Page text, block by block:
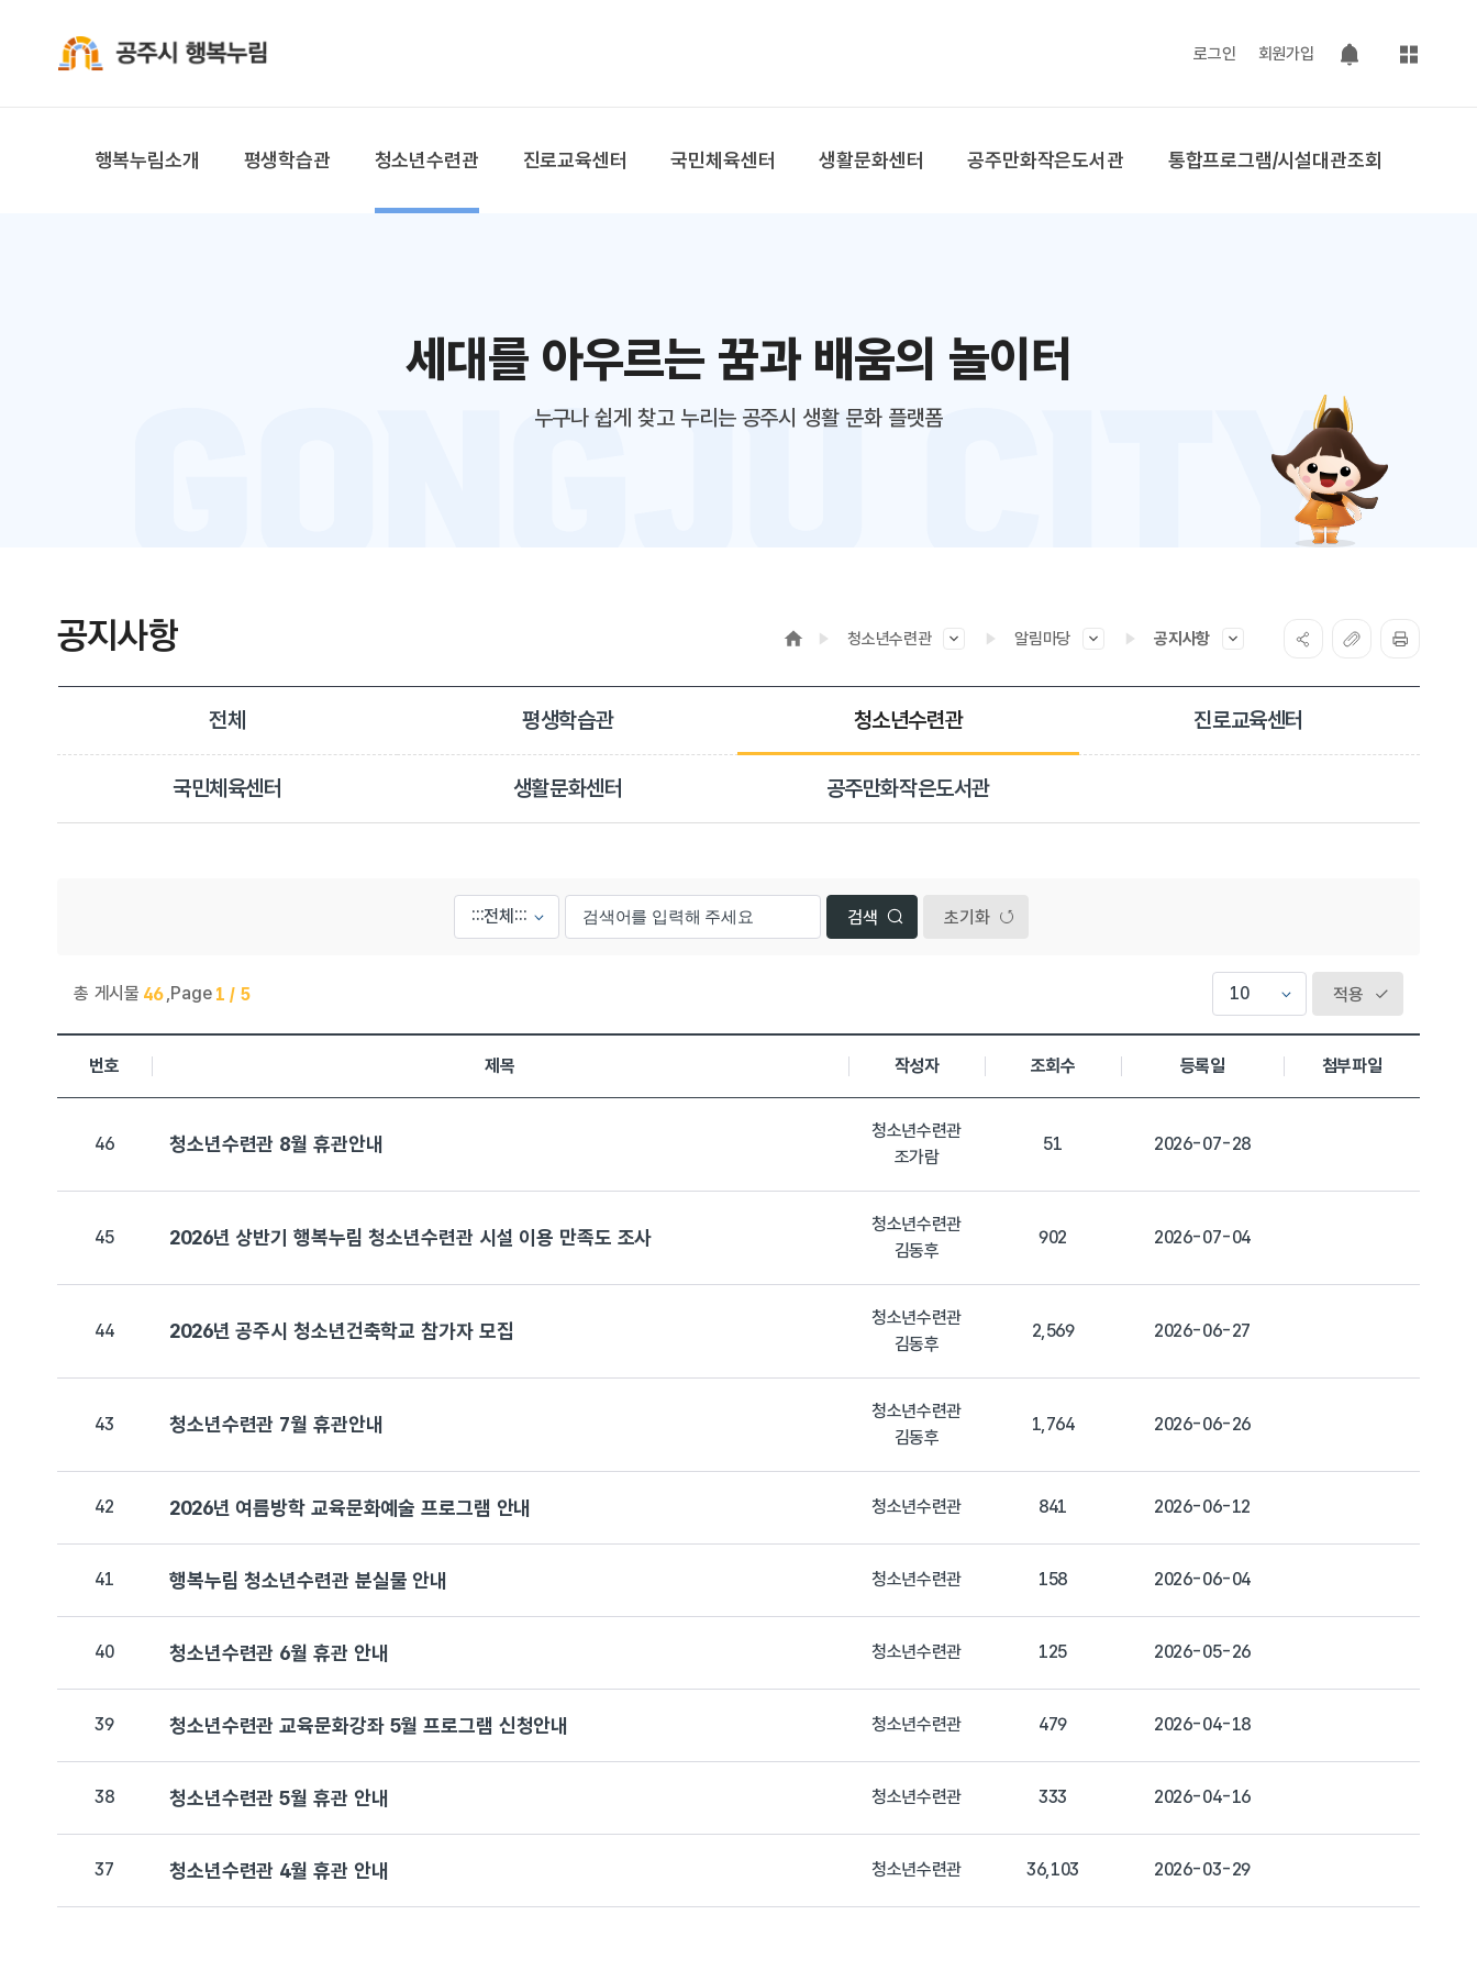
로그인 회원가입
팝업 열기
사이트맵
행복누림소개 평생학습관 청소년수련관 진로교육센터 국민체육센터 생활문화센터 공주만화작은도서관 통합프로그램/시설대관조회
세대를 아우르는 꿈과 배움의 놀이터
누구나 쉽게 찾고 누리는 공주시 생활 문화 플랫폼
공지사항 청소년수련관 알림마당 공지사항
전체 평생학습관 청소년수련관 진로교육센터
국민체육센터 생활문화센터 공주만화작은도서관
초기화
총 게시물 46 ,Page 1 / 5
적용
청소년수련관 > 공지사항 목록으로 번호, 제목, 작성자, 조회수,등록일, 첨부파일로 나열 되고 있습니다.
번호
제목 작성자 조회수 등록일 첨부파일
46 청소년수련관 8월 휴관안내
청소년수련관
조가람
51 2026-07-28
45 2026년 상반기 행복누림 청소년수련관 시설 이용 만족도 조사
청소년수련관
김동후
902 2026-07-04
44 2026년 공주시 청소년건축학교 참가자 모집
청소년수련관
김동후
2,569 2026-06-27
43 청소년수련관 7월 휴관안내
청소년수련관
김동후
1,764 2026-06-26
42 2026년 여름방학 교육문화예술 프로그램 안내 청소년수련관 841 2026-06-12
41 행복누림 청소년수련관 분실물 안내 청소년수련관 158 2026-06-04
40 청소년수련관 6월 휴관 안내 청소년수련관 125 2026-05-26
39 청소년수련관 교육문화강좌 5월 프로그램 신청안내 청소년수련관 479 2026-04-18
38 청소년수련관 5월 휴관 안내 청소년수련관 333 2026-04-16
37 청소년수련관 4월 휴관 안내 청소년수련관 36,103 2026-03-29